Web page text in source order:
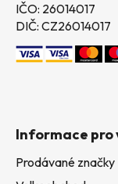
IČO: 26014017
DIČ: CZ26014017
Informace pro
Prodávané značky